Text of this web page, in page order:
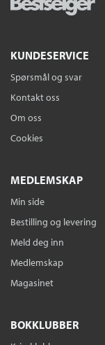
KUNDESERVICE
Spørsmål og svar
Kontakt oss
Om oss
Cookies
MEDLEMSKAP
Min side
Bestilling og levering
Meld deg inn
Medlemskap
Magasinet
BOKKLUBBER